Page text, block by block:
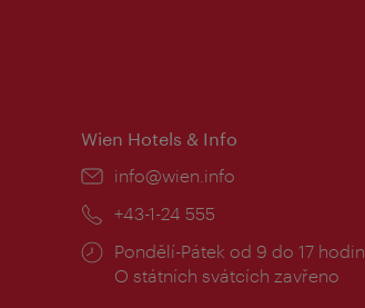
Wien Hotels & Info
E-
info@wien.info
Telefon:
+43-1-24 555
Provozní
doba:
Pondělí-Pátek od 9 do 17 hodin
O státních svátcích zavřeno